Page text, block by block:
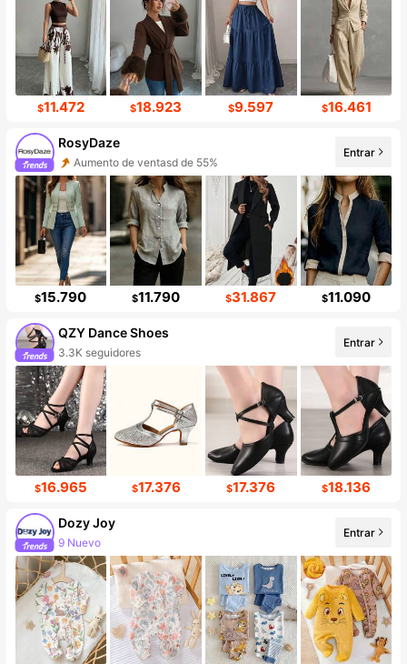
$11.472 $18.923 $9.597 $16.461
RosyDaze
Aumento de ventasd de 55%
Entrar
$15.790 $11.790 $31.867 $11.090
QZY Dance Shoes
3.3K seguidores
Entrar
$16.965 $17.376 $17.376 $18.136
Dozy Joy
9 Nuevo
Entrar